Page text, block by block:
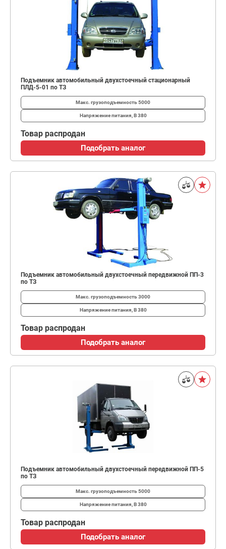
Подъемник автомобильный двухстоечный стационарный
ПЛД-5-01 по ТЗ
Макс. грузоподъемность5000
Напряжение питания, В380
Товар распродан
Подобрать аналог
Подъемник автомобильный двухстоечный передвижной ПП-3
по ТЗ
Макс. грузоподъемность3000
Напряжение питания, В380
Товар распродан
Подобрать аналог
Подъемник автомобильный двухстоечный передвижной ПП-5
по ТЗ
Макс. грузоподъемность5000
Напряжение питания, В380
Товар распродан
Подобрать аналог